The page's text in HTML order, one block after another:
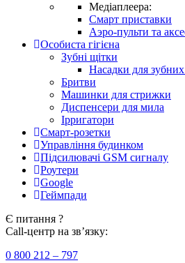
Медіаплеера:
Смарт приставки
Аэро-пульти та
Особиста гігієна
Зубні щітки
Насадки для
Бритви
Машинки для стрижки
Диспенсери для мила
Ірригатори
Смарт-розетки
Управління будинком
Підсилювачі GSM сигналу
Роутери
Google
Геймпади
Є питання ?
Call-центр на зв’язку:
0 800 212 – 797